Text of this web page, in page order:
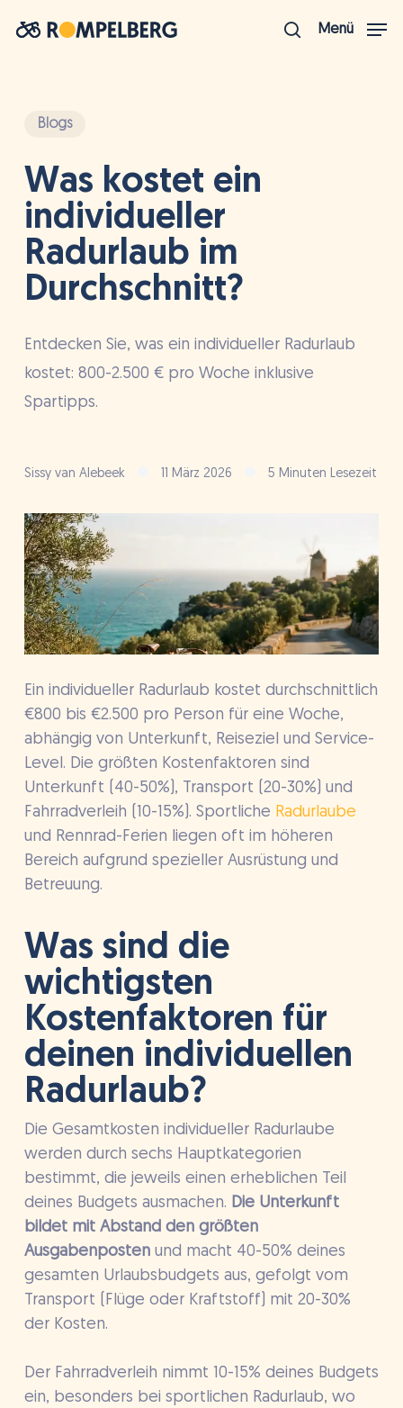
Hauptinhalt
Menü
Blogs
Was kostet ein
individueller
Radurlaub im
Durchschnitt?
Entdecken Sie, was ein individueller Radurlaub
kostet: 800-2.500 € pro Woche inklusive
Spartipps.
Sissy van Alebeek 11 März 2026 5 Minuten Lesezeit
Ein individueller Radurlaub kostet durchschnittlich
€800 bis €2.500 pro Person für eine Woche,
abhängig von Unterkunft, Reiseziel und Service-
Level. Die größten Kostenfaktoren sind
Unterkunft (40-50%), Transport (20-30%) und
Fahrradverleih (10-15%). Sportliche Radurlaube
und Rennrad-Ferien liegen oft im höheren
Bereich aufgrund spezieller Ausrüstung und
Betreuung.
Was sind die
wichtigsten
Kostenfaktoren für
deinen individuellen
Radurlaub?
Die Gesamtkosten individueller Radurlaube
werden durch sechs Hauptkategorien
bestimmt, die jeweils einen erheblichen Teil
deines Budgets ausmachen. Die Unterkunft
bildet mit Abstand den größten
Ausgabenpostenund macht 40-50% deines
gesamten Urlaubsbudgets aus, gefolgt vom
Transport (Flüge oder Kraftstoff) mit 20-30%
der Kosten.
Der Fahrradverleih nimmt 10-15% deines Budgets
ein, besonders bei sportlichen Radurlaub, wo